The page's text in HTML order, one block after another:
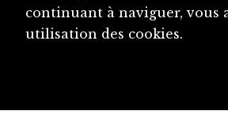
continuant à naviguer, vous
utilisation des cookies.